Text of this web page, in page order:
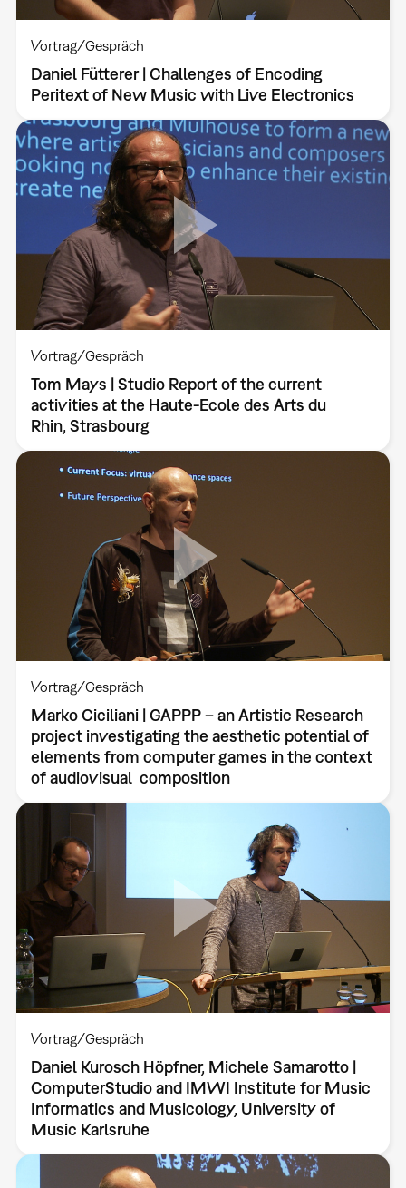
Vortrag/Gespräch
Daniel Fütterer | Challenges of Encoding
Peritext of New Music with Live Electronics
Vortrag/Gespräch
Tom Mays | Studio Report of the current
activities at the Haute-Ecole des Arts du
Rhin, Strasbourg
Vortrag/Gespräch
Marko Ciciliani | GAPPP – an Artistic Research
project investigating the aesthetic potential of
elements from computer games in the context
of audiovisual composition
Vortrag/Gespräch
Daniel Kurosch Höpfner, Michele Samarotto |
ComputerStudio and IMWI Institute for Music
Informatics and Musicology, University of
Music Karlsruhe